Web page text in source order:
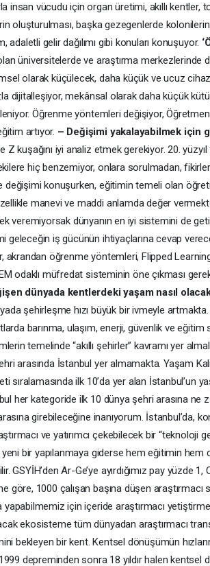
insan vücudu için organ üretimi, akıllı
oluşturulması, başka gezegenlerde
gelir dağılımı gibi konuları konuşuyor.
üniversitelerde ve araştırma merkezlerinde
olarak küçülecek, daha küçük ve ucuz
dijitalleşiyor, mekânsal olarak daha küçük
Öğrenme yöntemleri değişiyor,
artıyor. – Değişimi yakalayabilmek için
kuşağını iyi analiz etmek gerekiyor. 20.
hiç benzemiyor, onlara sorulmadan,
değişimi konuşurken, eğitimin temeli olan
manevi ve maddi anlamda değer
veremiyorsak dünyanın en iyi sistemini de
geleceğin iş gücünün ihtiyaçlarına cevap
akrandan öğrenme yöntemleri, Flipped
odaklı müfredat sisteminin öne çıkması
dünyada kentlerdeki yaşam nasıl
şehirleşme hızı büyük bir ivmeyle
barınma, ulaşım, enerji, güvenlik ve
temelinde “akıllı şehirler” kavramı yer
arasında İstanbul yer almamakta. Yaşam
sıralamasında ilk 10’da yer alan İstanbul’un
her kategoride ilk 10 dünya şehri arasına ne
girebileceğine inanıyorum. İstanbul’da,
ve yatırımcı çekebilecek bir “teknoloji
bir yapılanmaya giderse hem eğitimin hem
Ar-Ge’ye ayırdığımız pay yüzde 1,
göre, 1000 çalışan başına düşen araştırmacı
yapabilmemiz için içeride araştırmacı
ekosisteme tüm dünyadan araştırmacı
bekleyen bir kent. Kentsel dönüşümün
depreminden sonra 18 yıldır halen kentsel